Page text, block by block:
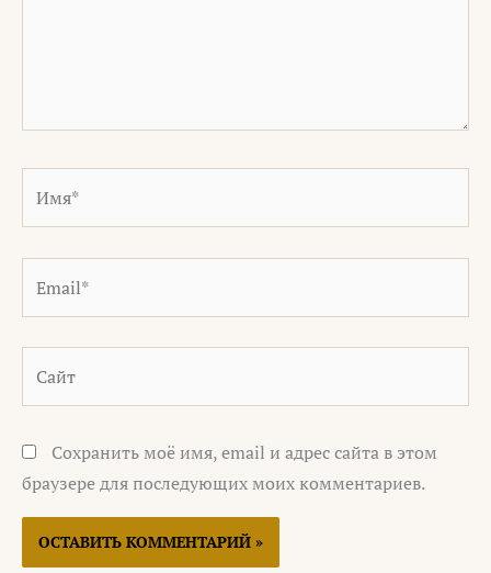
Сохранить моё имя, email и адрес сайта в этом
браузере для последующих моих комментариев.